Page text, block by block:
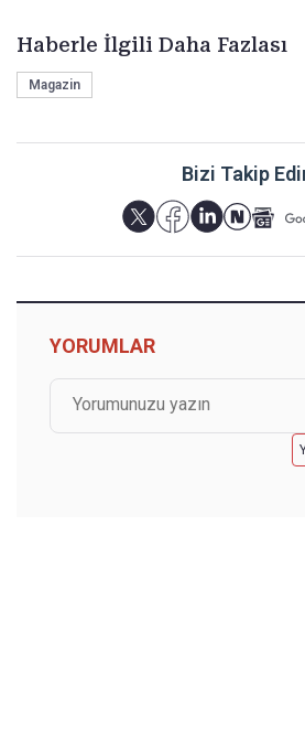
Haberle İlgili Daha Fazlası
Magazin
Bizi Takip
YORUMLAR